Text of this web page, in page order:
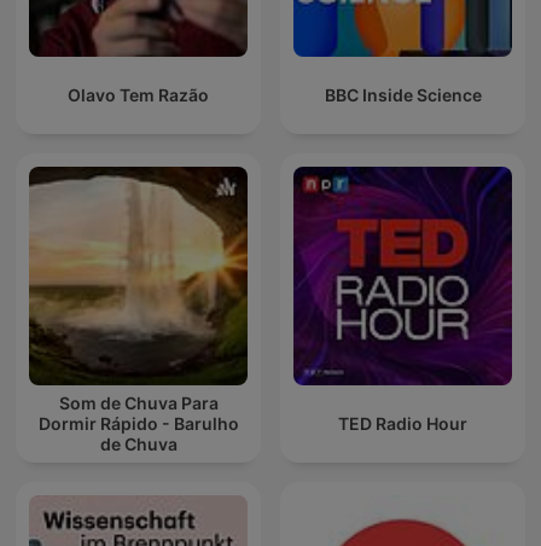
Olavo Tem Razão BBC Inside Science
Som de Chuva Para
Dormir Rápido - Barulho
de Chuva
TED Radio Hour